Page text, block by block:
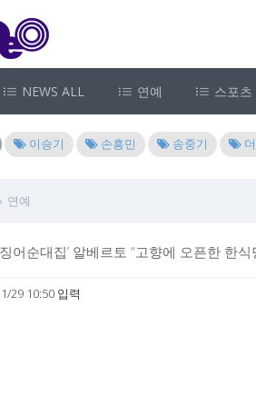
NEWS ALL 연예 스포츠
이승기 손흥민 송중기
연예
어순대집’ 알베르토 “고향에 오픈한 한
29 10:50 입력